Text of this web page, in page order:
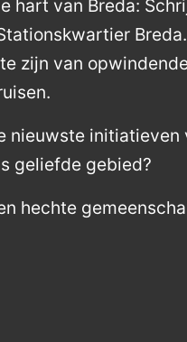
hart van Breda:
Breda.
zijn van
nieuwste initiatieven
geliefde gebied?
hechte